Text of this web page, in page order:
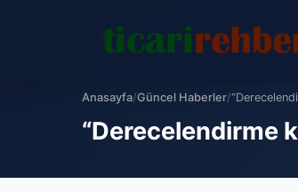
Anasayfa/Güncel Haberler/
“Derecelendirme